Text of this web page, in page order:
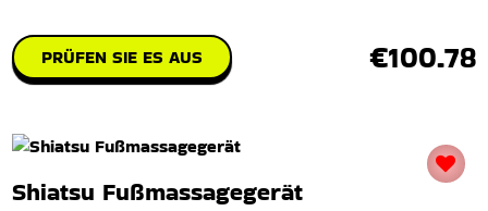
PRÜFEN SIE ES AUS €100.78
Shiatsu Fußmassagegerät